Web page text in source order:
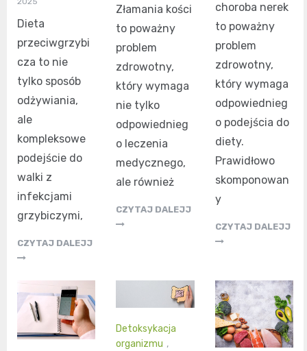
Dieta
przeciwgrzybi
cza to nie
tylko sposób
odżywiania,
ale
kompleksowe
podejście do
walki z
infekcjami
grzybiczymi,
CZYTAJ DALEJJ
Złamania kości
to poważny
problem
zdrowotny,
który wymaga
nie tylko
odpowiednieg
o leczenia
medycznego,
ale również
CZYTAJ DALEJJ
choroba nerek
to poważny
problem
zdrowotny,
który wymaga
odpowiednieg
o podejścia do
diety.
Prawidłowo
skomponowan
y
CZYTAJ DALEJJ
Detoksykacja
organizmu ,